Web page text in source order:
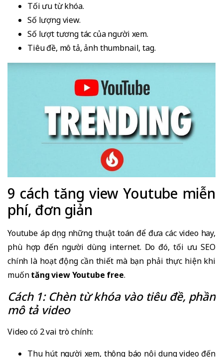
Tối ưu từ khóa.
Số lượng view.
Số lượt tương tác của người xem.
Tiêu đề, mô tả, ảnh thumbnail, tag.
9 cách tăng view Youtube miễn
phí, đơn giản
Youtube áp dụng những thuật toán để đưa các video hay,
phù hợp đến người dùng internet. Do đó, tối ưu SEO
chính là hoạt động cần thiết mà bạn phải thực hiện khi
muốntăng view Youtube free.
Cách 1: Chèn từ khóa vào tiêu đề, phần
mô tả video
Video có 2 vai trò chính:
Thu hút người xem, thông báo nội dung video đến